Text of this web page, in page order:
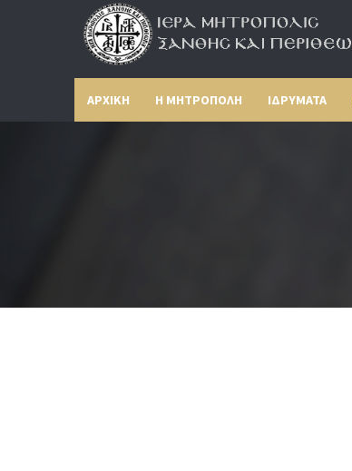
ΑΡΧΙΚΗ Η ΜΗΤΡΟΠΟΛΗ ΙΔΡΥΜΑΤΑ